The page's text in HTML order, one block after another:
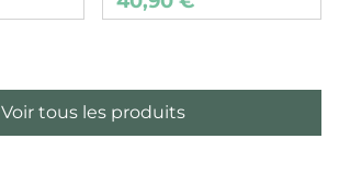
Voir tous les produits